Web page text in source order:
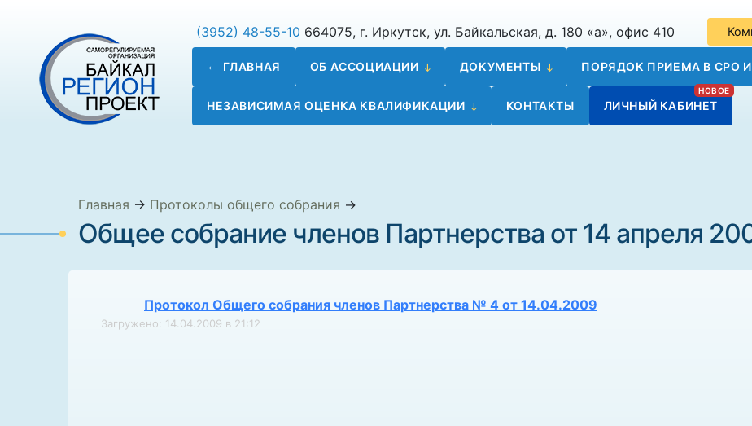
(3952) 48-55-10 664075, г. Иркутск, ул. Байкальская, д. 180 «а», офис 410
ГЛАВНАЯ ОБ АССОЦИАЦИИ ДОКУМЕНТЫ ПОРЯДОК ПРИЕМА В СРО
НЕЗАВИСИМАЯ ОЦЕНКА КВАЛИФИКАЦИИ КОНТАКТЫ ЛИЧНЫЙ КАБИНЕТ
Главная → Протоколы общего собрания →
Общее собрание членов Партнерства от 14 апреля
Протокол Общего собрания членов Партнерства № 4 от 14.04.2009
Загружено: 14.04.2009 в 21:12